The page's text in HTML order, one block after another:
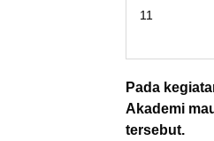
11
Pada
Akademi
tersebut.